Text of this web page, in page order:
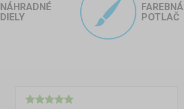
NÁHRADNÉ
DIELY
FAREBNÁ
POTLAČ